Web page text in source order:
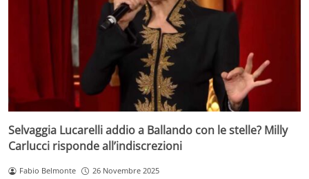
Selvaggia Lucarelli addio a Ballando con le stelle? Milly
Carlucci risponde all’indiscrezioni
Fabio Belmonte 26 Novembre 2025